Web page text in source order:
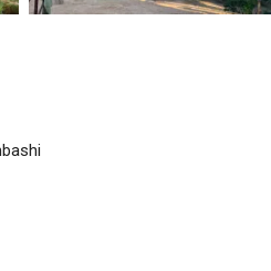
composition